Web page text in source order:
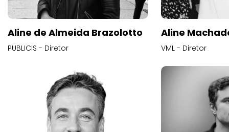
Aline de Almeida Brazolotto
PUBLICIS - Diretor
Aline
VML - Diretor